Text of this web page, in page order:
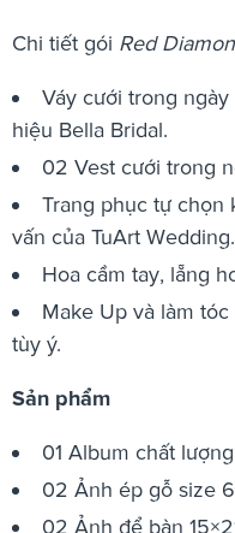
Chi tiết gói Red
Váy cưới trong
hiệu Bella Bridal.
02 Vest cưới trong
Trang phục tự chọn
vấn của TuArt Wedding.
Hoa cầm tay, lẵng
Make Up và làm
tùy ý.
Sản phẩm
01 Album chất
02 Ảnh ép gỗ size
02 Ảnh để bàn